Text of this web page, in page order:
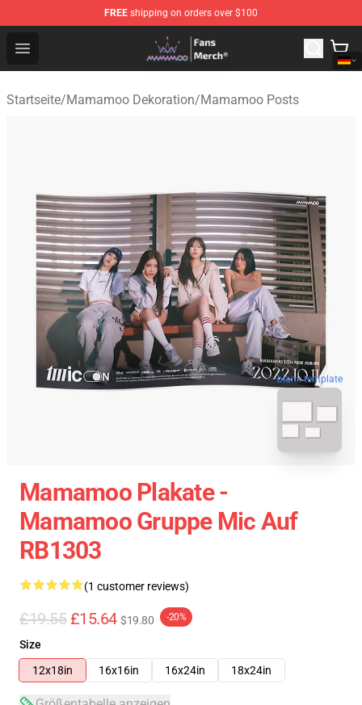
FREE shipping on orders over $100
Open menu
Mamamoo Store - Official Mamamoo Merchandise Shop
Startseite/Mamamoo Dekoration/Mamamoo Posts
blank template
Mamamoo Plakate -
Mamamoo Gruppe Mic Auf
RB1303
(1 customer reviews)
£19.55 £15.64 $19.80 -20%
Size
12x18in
16x16in 16x24in 18x24in